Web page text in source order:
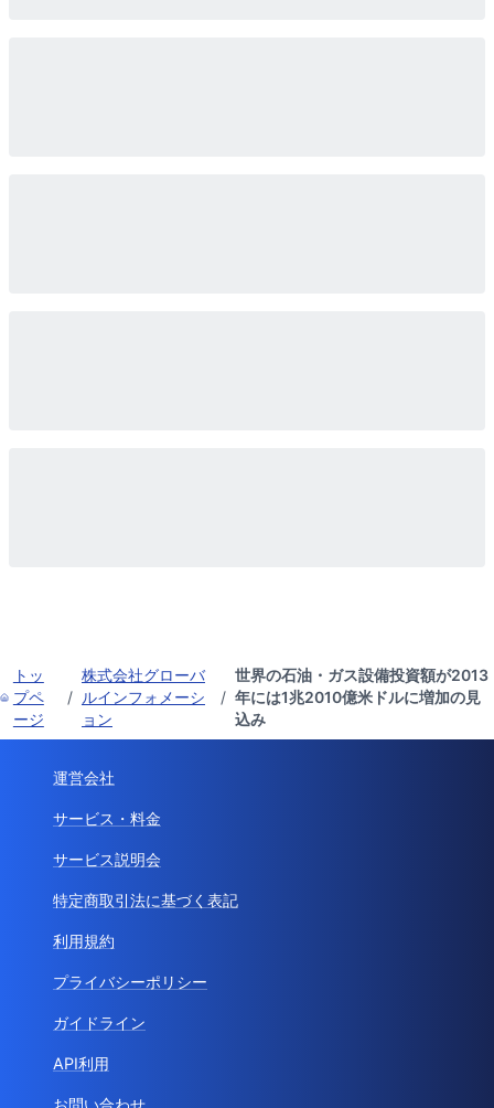
トッ
プペ
ージ
/
株式会社グローバ
ルインフォメーシ
ョン
/
世界の石油・ガス設備投資額が2013
年には1兆2010億米ドルに増加の見
込み
運営会社
サービス・料金
サービス説明会
特定商取引法に基づく表記
利用規約
プライバシーポリシー
ガイドライン
API利用
お問い合わせ